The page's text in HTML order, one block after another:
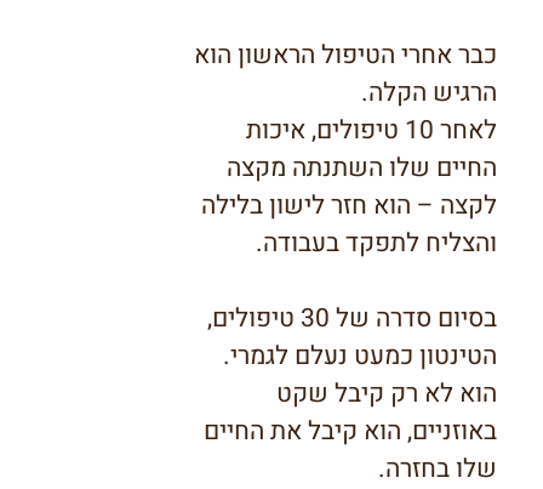
כבר אחרי הטיפול הראשון הוא
הרגיש הקלה.
לאחר 10 טיפולים, איכות
החיים שלו השתנתה מקצה
לקצה – הוא חזר לישון בלילה
והצליח לתפקד בעבודה.
בסיום סדרה של 30 טיפולים,
הטינטון כמעט נעלם לגמרי.
הוא לא רק קיבל שקט
באוזניים, הוא קיבל את החיים
שלו בחזרה.